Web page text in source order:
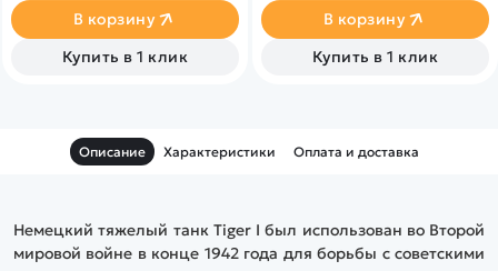
эффекты. Оригинальная
деревянная коробка.
В корзину
Купить в 1 клик
эффекты. Оригинальная
деревянная коробка.
В корзину
Купить в 1 клик
Описание Характеристики Оплата и доставка
Немецкий тяжелый танк Tiger I был использован во Второй
мировой войне в конце 1942 года для борьбы с советскими